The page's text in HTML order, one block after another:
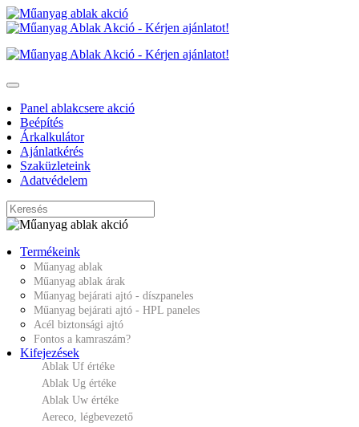
Panel ablakcsere akció
Beépítés
Árkalkulátor
Ajánlatkérés
Szaküzleteink
Adatvédelem
Termékeink
Műanyag ablak
Műanyag ablak árak
Műanyag bejárati ajtó - díszpaneles
Műanyag bejárati ajtó - HPL paneles
Acél biztonsági ajtó
Fontos a kamraszám?
Kifejezések
Ablak Uf értéke
Ablak Ug értéke
Ablak Uw értéke
Aereco, légbevezető